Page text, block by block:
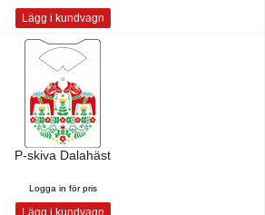
Lägg i kundvagn
P-skiva Dalahäst
Logga in för pris
Lägg i kundvagn